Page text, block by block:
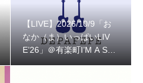
【LIVE】2026/10/9「お
なか（ま）いっぱいLIV
E’26」＠有楽町I’M A SH